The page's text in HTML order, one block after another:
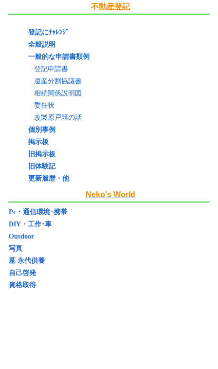
不動産登記
登記にﾁｬﾚﾝｼﾞ
全般説明
一般的な申請書類例
登記申請書
遺産分割協議書
相続関係説明図
委任状
改製原戸籍の話
個別事例
掲示板
旧掲示板
旧体験記
更新履歴・他
Neko's World
Pc・通信環境･携帯
DIY・工作･車
Outdoor
写真
墓 永代供養
自己啓発
資格取得